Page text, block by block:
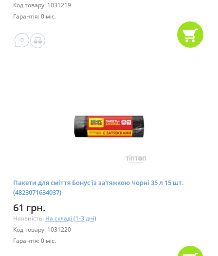
Код товару: 1031219
Гарантія: 0 міс.
0
Пакети для сміття Бонус із затяжкою Чорні 35 л 15 шт.
(4823071634037)
61 грн.
Наявність: На складі (1-3 дні)
Код товару: 1031220
Гарантія: 0 міс.